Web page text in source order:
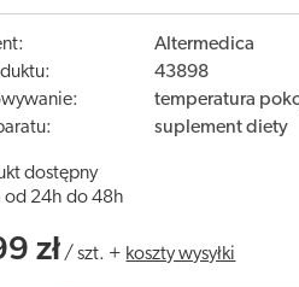
Altermedica
43898
temperatura
suplement diety
dostępny
od 24h do 48h
zł /szt. + koszty wysyłki